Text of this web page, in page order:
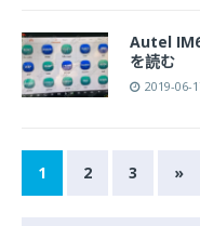
Autel
を読む
2019-06-
1 2 3 »